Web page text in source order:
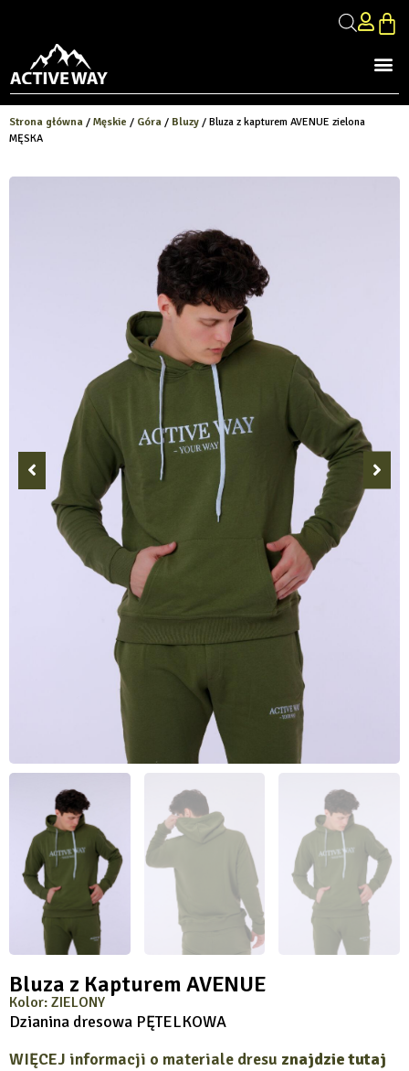
Strona główna / Męskie / Góra / Bluzy / Bluza z kapturem AVENUE zielona
MĘSKA
Bluza z Kapturem AVENUE
Kolor: ZIELONY
Dzianina dresowa PĘTELKOWA
WIĘCEJ informacji o materiale dresu znajdzie tutaj